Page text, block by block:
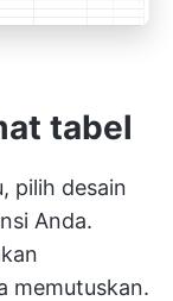
tabel
pilih desain
Anda.
memutuskan.